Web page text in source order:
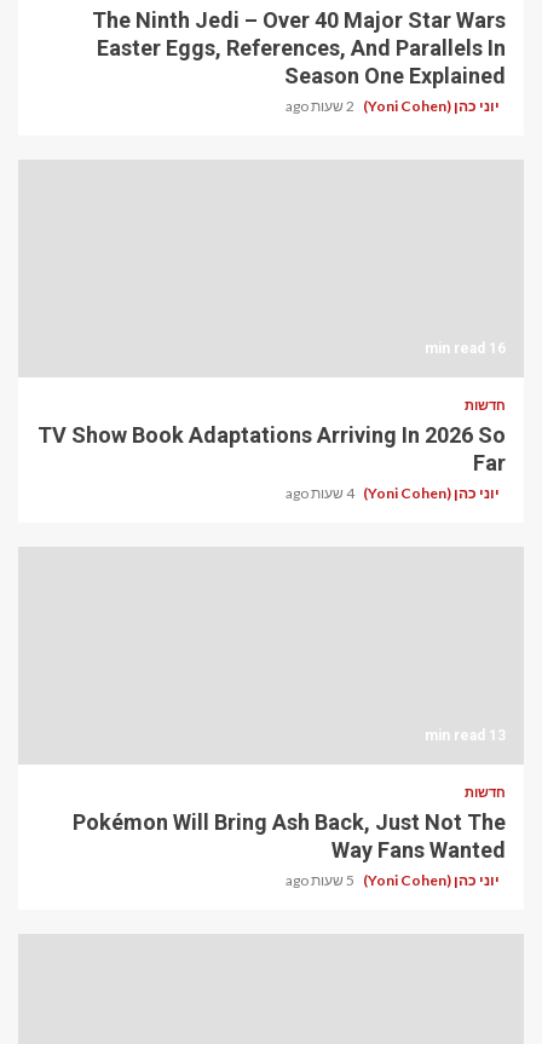
The Ninth Jedi – Over 40 Major Star Wars
Easter Eggs, References, And Parallels In
Season One Explained
יוני כהן (Yoni Cohen) 2 שעות ago
16 min read
חדשות
TV Show Book Adaptations Arriving In 2026 So
Far
יוני כהן (Yoni Cohen) 4 שעות ago
13 min read
חדשות
Pokémon Will Bring Ash Back, Just Not The
Way Fans Wanted
יוני כהן (Yoni Cohen) 5 שעות ago